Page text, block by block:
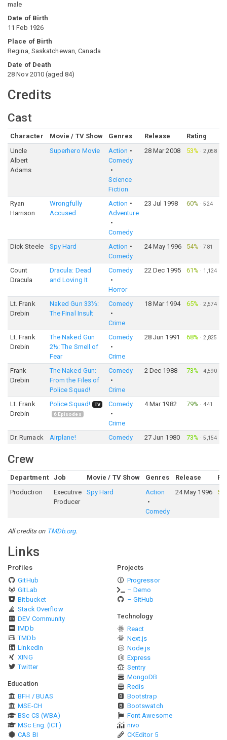
male
Date of Birth
11 Feb 1926
Place of Birth
Regina, Saskatchewan, Canada
Date of Death
28 Nov 2010 (aged 84)
Credits
Cast
Character Movie / TV Show Genres Release
Rating
Uncle
Albert
Adams
Superhero Movie
Action
Comedy
Science
Fiction
28 Mar 2008 53% ·2,058
Ryan
Harrison
Wrongfully
Accused
Action
Adventure
Comedy
23 Jul 1998 60% ·524
Dick Steele Spy Hard
Action
Comedy
24 May 1996 54% ·781
Count
Dracula
Dracula: Dead
and Loving It
Comedy
Horror
22 Dec 1995 61% · 1,124
Lt. Frank
Drebin
Naked Gun 33⅓:
The Final Insult
Comedy
Crime
18 Mar 1994 65% ·2,574
Lt. Frank
Drebin
The Naked Gun
2½: The Smell of
Fear
Comedy
Crime
28 Jun 1991 68% ·2,825
Frank
Drebin
The Naked Gun:
From the Files of
Police Squad!
Comedy
Crime
2 Dec 1988 73% ·4,590
Lt. Frank
Drebin
Police Squad!
TV
6Episodes
Comedy
Crime
4 Mar 1982 79% ·441
Dr. Rumack Airplane! Comedy 27 Jun 1980 73% ·5,154
Crew
Department Job Movie / TV Show Genres Release
Production
Executive
Producer
Spy Hard Action
Comedy
24 May 1996
All credits on TMDb.org.
Links
Profiles
GitHub
GitLab
Bitbucket
Stack Overflow
DEV Community
IMDb
TMDb
LinkedIn
XING
Twitter
Education
BFH / BUAS
MSE-CH
BSc CS (WBA)
MSc Eng. (ICT)
CAS BI
Projects
Progressor
– Demo
– GitHub
Technology
React
Next.js
Node.js
Express
Sentry
MongoDB
Redis
Bootstrap
Bootswatch
Font Awesome
nivo
CKEditor 5